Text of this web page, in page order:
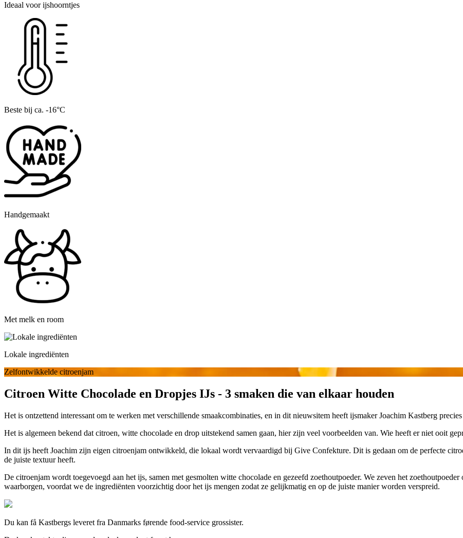
Ideaal voor ijshoorntjes
Beste bij ca. -16°C
Handgemaakt
Met melk en room
Lokale ingrediënten
Zelfontwikkelde citroenjam
Citroen Witte Chocolade en Dropjes IJs - 3 smaken die van elkaar houden
Het is ontzettend interessant om te werken met verschillende smaakcombinaties, en in dit nieuwsitem heeft ijsmaker Joachim Kastberg precies
Het is algemeen bekend dat citroen, witte chocolade en drop uitstekend samen gaan, hier zijn veel voorbeelden van. Wie heeft er niet ooit
In dit ijs heeft Joachim zijn eigen citroenjam ontwikkeld, die lokaal wordt vervaardigd bij Give Confekture. Dit is gedaan om de perfecte
de juiste textuur heeft.
De citroenjam wordt toegevoegd aan het ijs, samen met gesmolten witte chocolade en gezeefd zoethoutpoeder. We zeven het
waarborgen, voordat we de ingrediënten voorzichtig door het ijs mengen zodat ze gelijkmatig en op de juiste manier worden verspreid.
Du kan få Kastbergs leveret fra Danmarks førende food-service grossister.